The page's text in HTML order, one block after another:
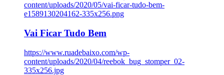
content/uploads/2020/05/vai-ficar-tudo-bem-
e1589130204162-335x256.png
Vai Ficar Tudo Bem
https://www.ruadebaixo.com/wp-
content/uploads/2020/04/reebok_bug_stomper_02-
335x256.jpg